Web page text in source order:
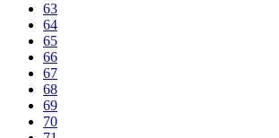
63
64
65
66
67
68
69
70